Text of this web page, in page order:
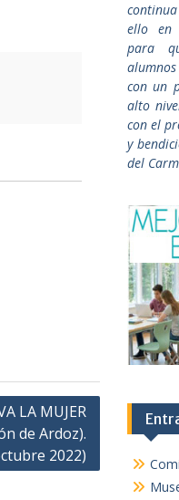
LA MUJER
de Ardoz).
2022)
ello en
para
con un
alto
con el
y
del